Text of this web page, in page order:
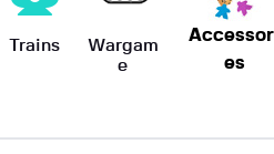
Trains
Wargam
e
es